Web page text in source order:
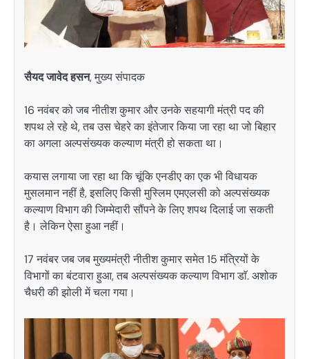
सैयद जावेद हसन, मुख्य संपादक
16 नवंबर को जब नीतीश कुमार और उनके सहयागी मंत्री पद की
शपथ ले रहे थे, तब उस चेहरे का इंतेजार किया जा रहा था जो बिहार
का अगला अल्पसंख्यक कल्याण मंत्री हो सकता था।
कयास लगाया जा रहा था कि चूंकि एनडीए का एक भी विधायक
मुसलमान नहीं है, इसलिए किसी मुस्लिम एमएलसी को अल्पसंख्यक
कल्याण विभाग की जिम्मेदारी सौंपने के लिए शपथ दिलाई जा सकती
है। लेकिन ऐसा हुआ नहीं।
17 नवंबर जब जब मुख्यमंत्री नीतीश कुमार समेत 15 मंत्रियों के
विभागों का बंटवारा हुआ, तब अल्पसंख्यक कल्याण विभाग डाॅ. अशोक
चैधरी की झोली में चला गया।